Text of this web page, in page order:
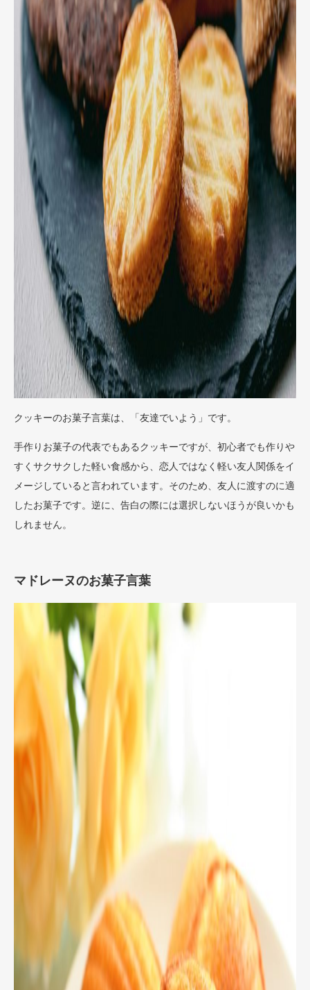
クッキーのお菓子言葉は、「友達でいよう」です。
手作りお菓子の代表でもあるクッキーですが、初心者でも作りや
すくサクサクした軽い食感から、恋人ではなく軽い友人関係をイ
メージしていると言われています。そのため、友人に渡すのに適
したお菓子です。逆に、告白の際には選択しないほうが良いかも
しれません。
マドレーヌのお菓子言葉